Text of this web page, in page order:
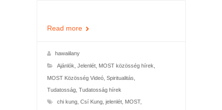
Read more
hawaiilany
Ajánlók Jelenlét, MOST közösség hírek
MOST Közösség Videó, Spiritualitás
Tudatosság, Tudatosság hírek
chi kung, Csí Kung, jelenlét, MOST,